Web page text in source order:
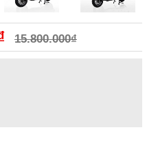
15.800.000₫